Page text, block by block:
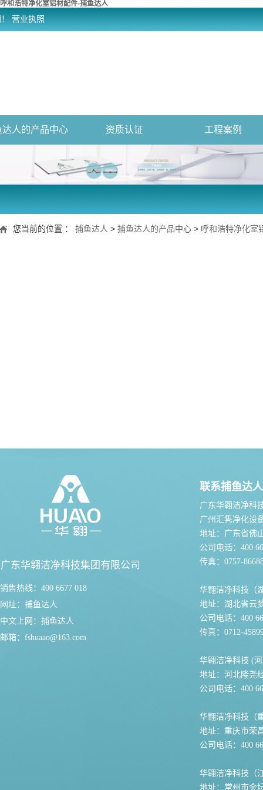
呼和浩特净化室铝材配件-捕鱼达人
营业执照
达人的产品中心 资质认证 工程案例
您当前的位置 ： 捕鱼达人 > 捕鱼达人的产品中心 > 呼和浩特净化室
广东华翱洁净科技集团有限公司
销售热线：400 6677 018
网址： 捕鱼达人
中文上网： 捕鱼达人
邮箱： fshuaao@163.com
联系捕鱼达人
广东华翱洁净科
广州汇隽净化设
地址：广东省佛
公司电话：400
传真：0757-
华翱洁净科技（
地址：湖北省云
公司电话：400
传真：0712-
华翱洁净科技 (
地址：河北隆尧
公司电话：400
华翱洁净科技（
地址：重庆市荣
公司电话：400
华翱洁净科技（
地址：常州市金